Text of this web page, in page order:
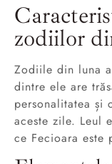
zodiilor
Zodiile din luna
dintre ele are
personalitatea și
aceste zile. Leul
ce Fecioara este